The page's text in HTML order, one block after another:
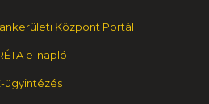
Központ Portál
e-napló
ügyintézés